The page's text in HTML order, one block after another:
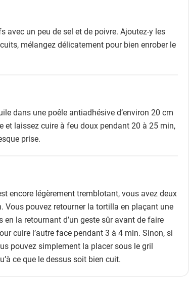
avec un peu de sel et de poivre. Ajoutez-y les
mélangez délicatement pour bien enrober le
dans une poêle antiadhésive d’environ 20 cm
et laissez cuire à feu doux pendant 20 à 25 min,
prise.
encore légèrement tremblotant, vous avez deux
Vous pouvez retourner la tortilla en plaçant une
la retournant d’un geste sûr avant de faire
cuire l’autre face pendant 3 à 4 min. Sinon, si
pouvez simplement la placer sous le gril
ce que le dessus soit bien cuit.